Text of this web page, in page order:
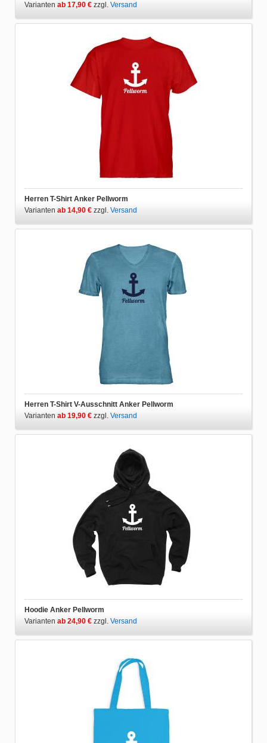
Varianten ab 17,90 € zzgl. Versand
Herren T-Shirt Anker Pellworm
Varianten ab 14,90 € zzgl. Versand
Herren T-Shirt V-Ausschnitt Anker Pellworm
Varianten ab 19,90 € zzgl. Versand
Hoodie Anker Pellworm
Varianten ab 24,90 € zzgl. Versand